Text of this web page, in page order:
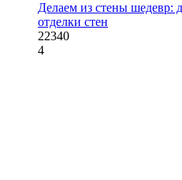
Делаем из стены шедевр:
отделки стен
22340
4